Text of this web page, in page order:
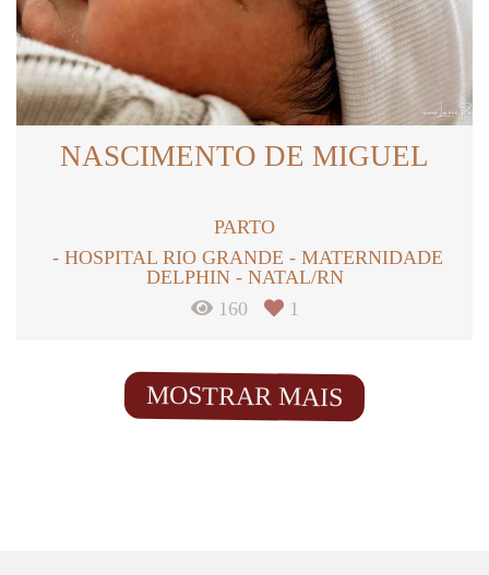
NASCIMENTO DE MIGUEL
PARTO
HOSPITAL RIO GRANDE - MATERNIDADE
DELPHIN - NATAL/RN
160
1
MOSTRAR MAIS